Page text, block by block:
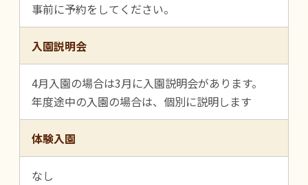
事前に予約をしてください。
入園説明会
4月入園の場合は3月に入園説明会があります。
年度途中の入園の場合は、個別に説明します
体験入園
なし